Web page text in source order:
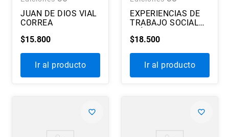
JUAN DE DIOS VIAL
CORREA
$15.800
Ir al producto
EXPERIENCIAS DE
TRABAJO SOCIAL
$18.500
Ir al producto